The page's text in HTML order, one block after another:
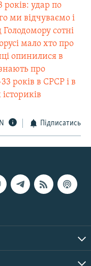
років: удар по
ми відчуваємо і
Голодомору сотні
мало хто про
опинилися в
знають про
33 років в СРСР і в
Підписатись